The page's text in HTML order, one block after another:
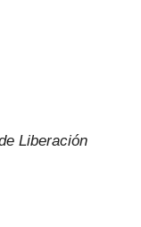
Liberación